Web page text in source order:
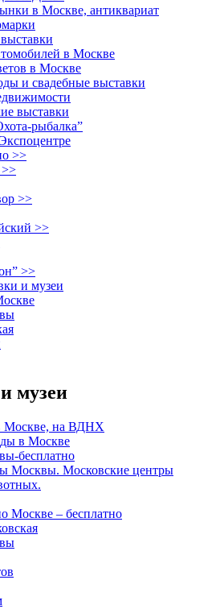
в Москве, антиквариат
в Москве
в Москве
и свадебные выставки
выставки
рыбалка”
>>
>>
>>
>>
и музеи
музеи
Москве, на ВДНХ
в Москве
бесплатно
Москвы. Московские центры
Москве – бесплатно